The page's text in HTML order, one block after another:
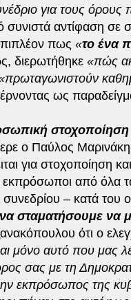
για τους όρους
συνιστά αντίφαση σε
πως «το ένα
διερωτήθηκε «πώς
ως
στοχοποίηση
ο Παύλος
για στοχοποίηση
εκπρόσωποι από όλα
– κατά του
σταματήσουμε να
ότι ο
μόνο αυτό που μας
σας με τη
εκπρόσωπος της